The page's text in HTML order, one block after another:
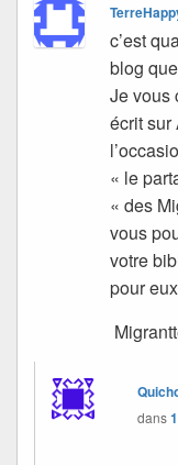
c’est
blog
Je vous
écrit sur
« le
« des
vous
votre
pour
dans